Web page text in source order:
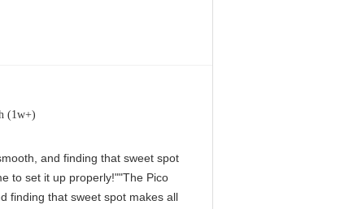
(1w+)
and finding that sweet spot
to set it up properly!""The Pico
finding that sweet spot makes all